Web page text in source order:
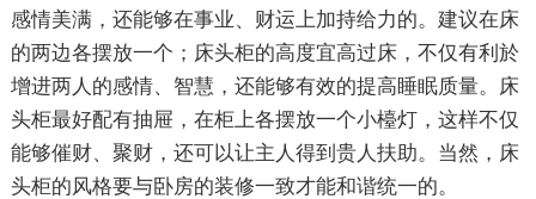
感情美满，还能够在事业、财运上加持给力的。建议在床
的两边各摆放一个；床头柜的高度宜高过床，不仅有利於
增进两人的感情、智慧，还能够有效的提高睡眠质量。床
头柜最好配有抽屉，在柜上各摆放一个小檯灯，这样不仅
能够催财、聚财，还可以让主人得到贵人扶助。当然，床
头柜的风格要与卧房的装修一致才能和谐统一的。